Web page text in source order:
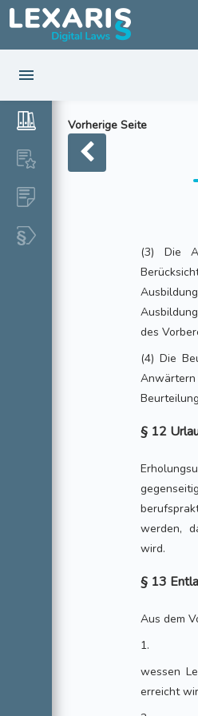
Vorherige Seite
(3) Die
des
(4) Die
§ 12
werden,
wird.
§ 13
Aus dem
1.
wessen
erreicht